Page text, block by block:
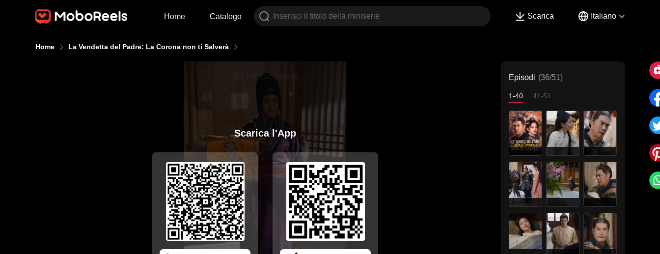
Home Catalogo Scarica Italiano
Home La Vendetta del Padre: La Corona non ti Salverà
Scarica l'App
Episodi (36/51)
1-40 41-51